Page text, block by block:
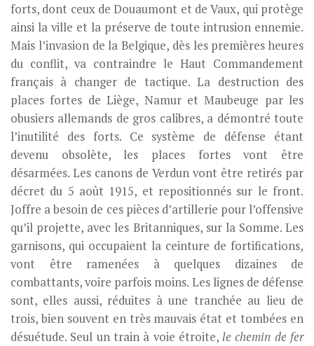
forts, dont ceux de Douaumont et de Vaux, qui protège
ainsi la ville et la préserve de toute intrusion ennemie.
Mais l’invasion de la Belgique, dès les premières heures
du conflit, va contraindre le Haut Commandement
français à changer de tactique. La destruction des
places fortes de Liège, Namur et Maubeuge par les
obusiers allemands de gros calibres, a démontré toute
l’inutilité des forts. Ce système de défense étant
devenu obsolète, les places fortes vont être
désarmées. Les canons de Verdun vont être retirés par
décret du 5 août 1915, et repositionnés sur le front.
Joffre a besoin de ces pièces d’artillerie pour l’offensive
qu’il projette, avec les Britanniques, sur la Somme. Les
garnisons, qui occupaient la ceinture de fortifications,
vont être ramenées à quelques dizaines de
combattants, voire parfois moins. Les lignes de défense
sont, elles aussi, réduites à une tranchée au lieu de
trois, bien souvent en très mauvais état et tombées en
désuétude. Seul un train à voie étroite,le chemin de fer